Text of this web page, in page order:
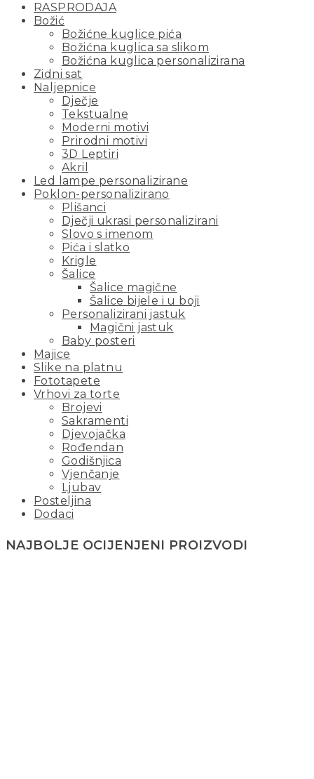
RASPRODAJA
Božić
Božićne kuglice pića
Božićna kuglica sa slikom
Božićna kuglica personalizirana
Zidni sat
Naljepnice
Dječje
Tekstualne
Moderni motivi
Prirodni motivi
3D Leptiri
Akril
Led lampe personalizirane
Poklon-personalizirano
Plišanci
Dječji ukrasi personalizirani
Slovo s imenom
Pića i slatko
Krigle
Šalice
Šalice magične
Šalice bijele i u boji
Personalizirani jastuk
Magični jastuk
Baby posteri
Majice
Slike na platnu
Fototapete
Vrhovi za torte
Brojevi
Sakramenti
Djevojačka
Rođendan
Godišnjica
Vjenčanje
Ljubav
Posteljina
Dodaci
NAJBOLJE OCIJENJENI PROIZVODI